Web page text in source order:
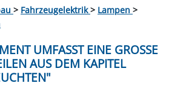
> Fahrzeugelektrik> Lampen >
UMFASST EINE GROSSE M
AUS DEM KAPITEL "